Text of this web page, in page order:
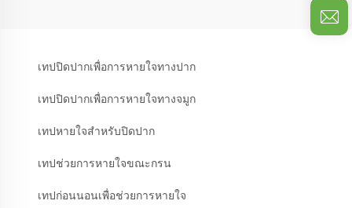
เทปปิดปากเพื่อการหายใจทางปาก
เทปปิดปากเพื่อการหายใจทางจมูก
เทปหายใจสำหรับปิดปาก
เทปช่วยการหายใจขณะกรน
เทปก่อนนอนเพื่อช่วยการหายใจ